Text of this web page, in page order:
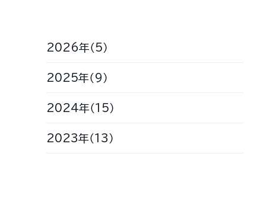
2026年（5）
2025年（9）
2024年（15）
2023年（13）